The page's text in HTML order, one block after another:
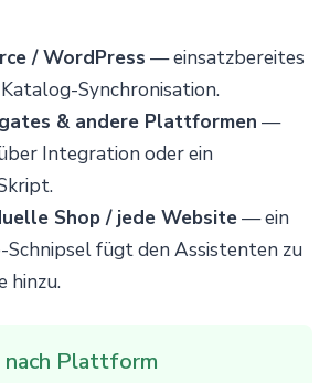
/ WordPress — einsatzbereites
Synchronisation.
& andere Plattformen —
Integration oder ein
Shop / jede Website— ein
Schnipsel fügt den Assistenten zu
hinzu.
nach Plattform